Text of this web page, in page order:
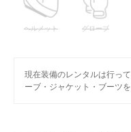
ヘルメット グローブ
現在装備のレンタルは行っ
ーブ・ジャケット・ブーツ